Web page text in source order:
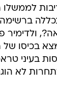
לממשלו
ברשימה
ולדימיר
בכיסו של
בעיני
לא